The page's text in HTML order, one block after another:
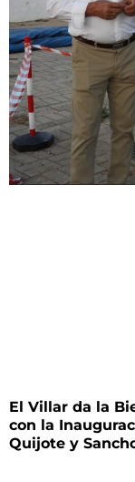
El Villar da la
con la
Quijote y